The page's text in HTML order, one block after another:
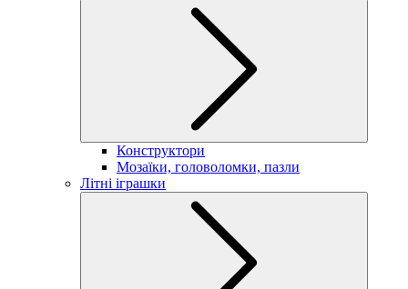
Конструктори
Мозаїки, головоломки, пазли
Літні іграшки